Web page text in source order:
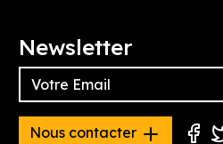
Newsletter
Nous contacter